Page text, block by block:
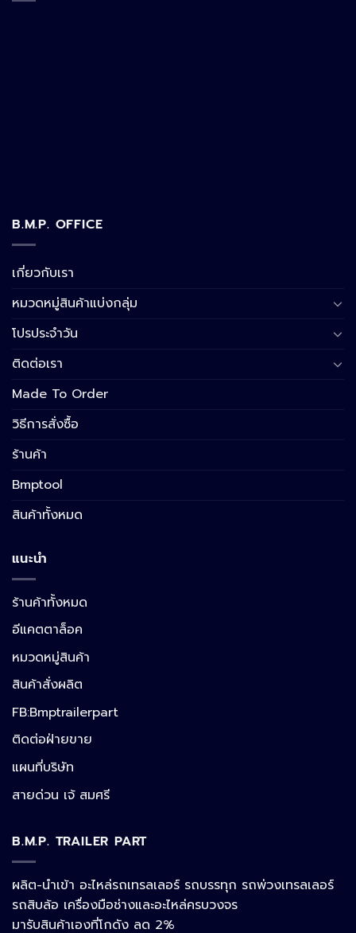
B.M.P. OFFICE
เกี่ยวกับเรา
หมวดหมู่สินค้าแบ่งกลุ่ม
โปรประจำวัน
ติดต่อเรา
Made To Order
วิธีการสั่งซื้อ
ร้านค้า
Bmptool
สินค้าทั้งหมด
แนะนำ
ร้านค้าทั้งหมด
อีแคตตาล็อค
หมวดหมู่สินค้า
สินค้าสั่งผลิต
FB:Bmptrailerpart
ติดต่อฝ่ายขาย
แผนที่บริษัท
สายด่วน เจ้ สมศรี
B.M.P. TRAILER PART
ผลิต-นำเข้า อะไหล่รถเทรลเลอร์ รถบรรทุก รถพ่วงเทรลเลอร์
รถสิบล้อ เครื่องมือช่างและอะไหล่ครบวงจร
มารับสินค้าเองที่โกดัง ลด 2%